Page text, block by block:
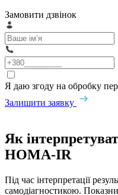
Замовити дзвінок
Я даю згоду на обробку
Залишити заявку
Як
HOMA‑IR
Під час інтерпретації
самодіагностикою.